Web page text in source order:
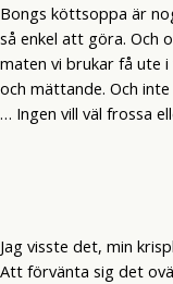
Bongs köttsoppa är
så enkel att göra. Och
maten vi brukar få ute
och mättande. Och
… Ingen vill väl frossa
Jag visste det, min
Att förvänta sig det